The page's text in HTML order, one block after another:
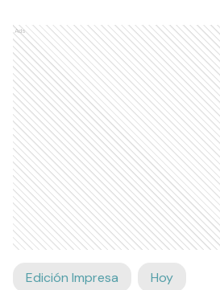
Ads
Edición Impresa Hoy